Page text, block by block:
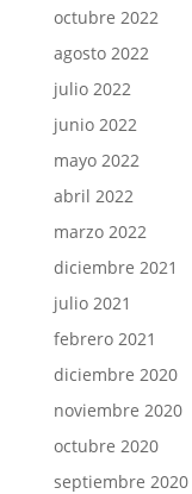
octubre 2022
agosto 2022
julio 2022
junio 2022
mayo 2022
abril 2022
marzo 2022
diciembre 2021
julio 2021
febrero 2021
diciembre 2020
noviembre 2020
octubre 2020
septiembre 2020